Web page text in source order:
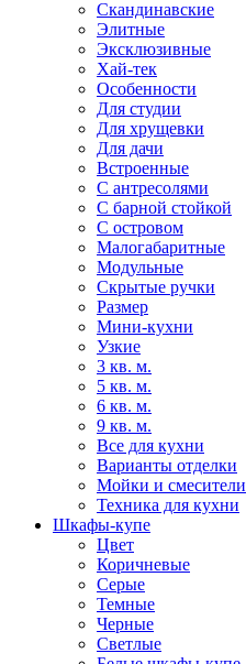
Скандинавские
Элитные
Эксклюзивные
Хай-тек
Особенности
Для студии
Для хрущевки
Для дачи
Встроенные
С антресолями
С барной стойкой
С островом
Малогабаритные
Модульные
Скрытые ручки
Размер
Мини-кухни
Узкие
3 кв. м.
5 кв. м.
6 кв. м.
9 кв. м.
Все для кухни
Варианты отделки
Мойки и смесители
Техника для кухни
Шкафы-купе
Цвет
Коричневые
Серые
Темные
Черные
Светлые